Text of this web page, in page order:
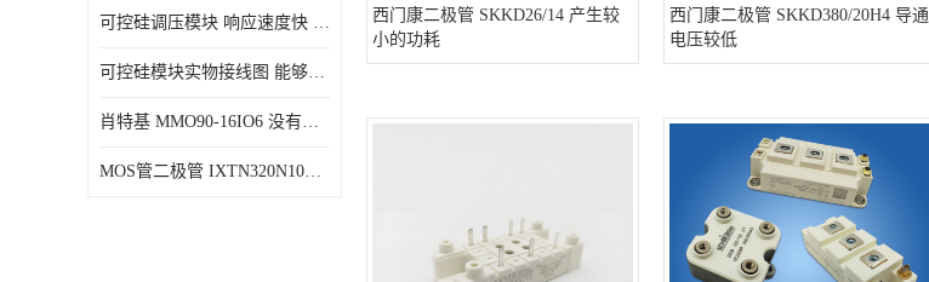
可控硅调压模块 响应速度快 可控性强
可控硅模块实物接线图 能够减少能量损耗 响应速度快
肖特基 MMO90-16IO6 没有机械移动部件
MOS管二极管 IXTN320N10T 由两个半导体材料组成
西门康二极管 SKKD26/14 产生较
小的功耗
西门康二极管 SKKD380/20H4 导通
电压较低